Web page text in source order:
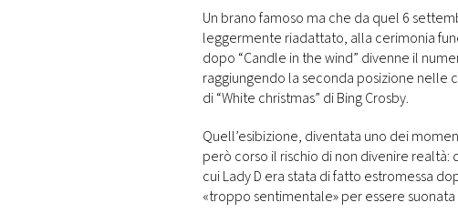
Un brano famoso ma che da quel 6
leggermente riadattato, alla cerimonia
dopo “Candle in the wind” divenne il
raggiungendo la seconda posizione nelle
di “White christmas” di Bing Crosby.
Quell’esibizione, diventata uno dei
però corso il rischio di non divenire
cui Lady D era stata di fatto estromessa
«troppo sentimentale» per essere